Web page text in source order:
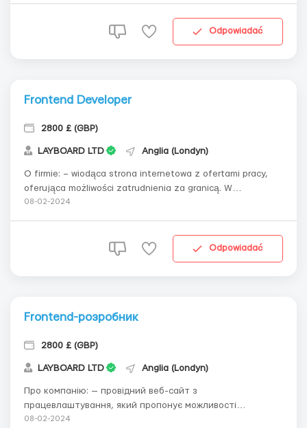
projektowania baz danych, pisa...
Odpowiadać
Frontend Developer
2800 £ (GBP)
LAYBOARD LTD Anglia (Londyn)
O firmie: – wiodąca strona internetowa z ofertami pracy,
oferująca możliwości zatrudnienia za granicą. W
przeciwieństwie do innych stron z ofertami pracy
umożliwiając ludziom znalezienie z...
08-02-2024
Odpowiadać
Frontend-розробник
2800 £ (GBP)
LAYBOARD LTD Anglia (Londyn)
Про компанію: — провідний веб-сайт з
працевлаштування, який пропонує можливості
працевлаштування за кордоном. На відміну від інших
08-02-2024